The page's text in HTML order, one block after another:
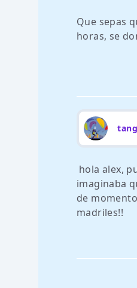
Que sepas
horas, se
hola alex,
imaginaba
de
madriles!!